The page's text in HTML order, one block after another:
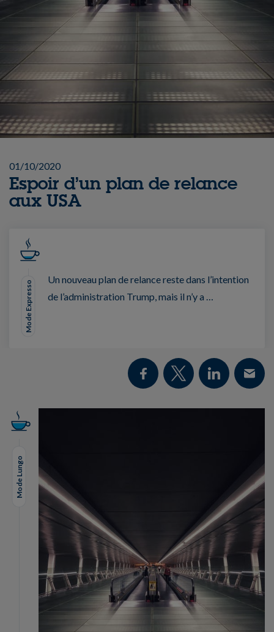
01/10/2020
Espoir d’un plan de relance
aux USA
Mode Expresso
Un nouveau plan de relance reste dans l’intention
de l’administration Trump, mais il n’y a …
Mode Lungo